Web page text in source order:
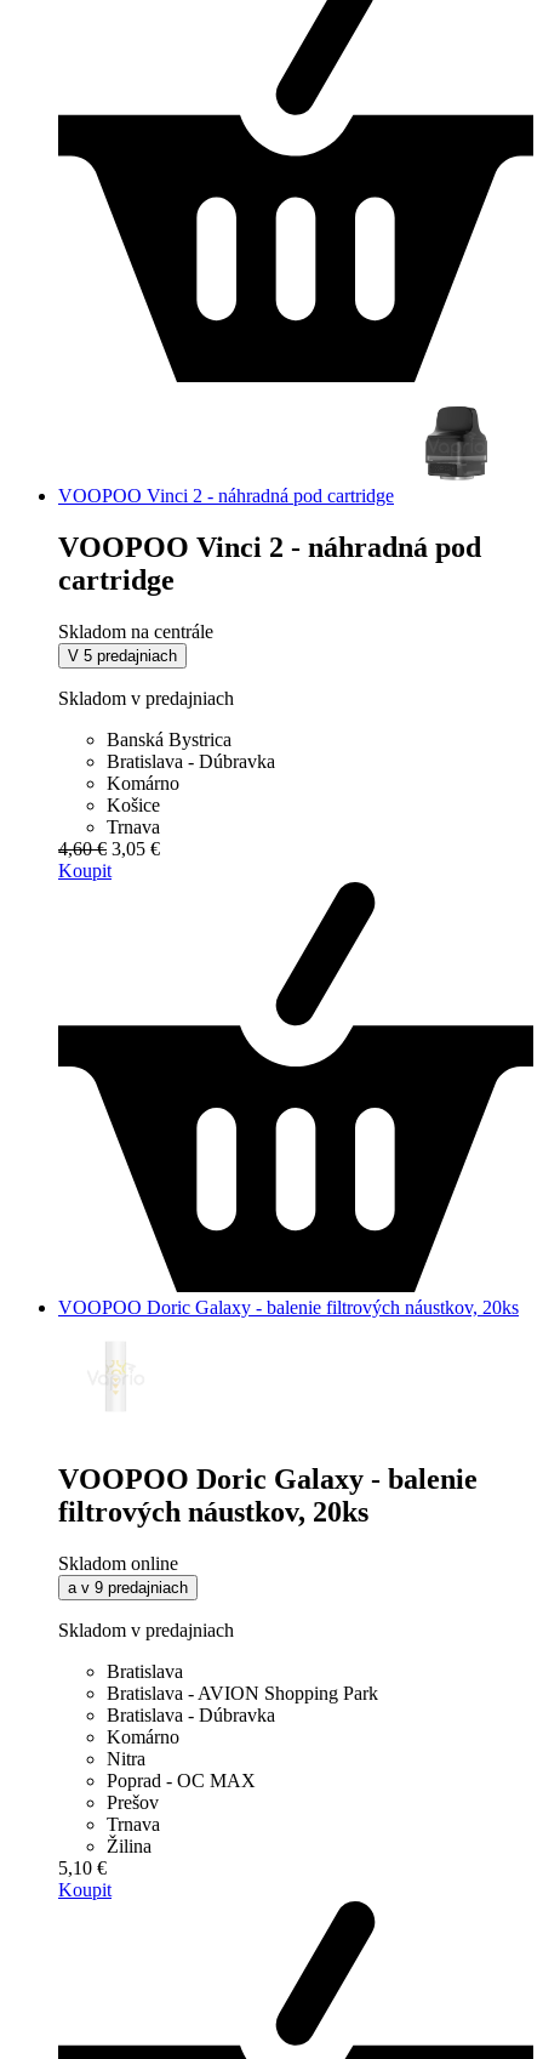
VOOPOO Vinci 2 - náhradná pod cartridge
VOOPOO Vinci 2 - náhradná pod
cartridge
Skladom na centrále
V 5 predajniach
Skladom v predajniach
Banská Bystrica
Bratislava - Dúbravka
Komárno
Košice
Trnava
4,60 € 3,05 €
Koupit
VOOPOO Doric Galaxy - balenie filtrových náustkov, 20ks
VOOPOO Doric Galaxy - balenie
filtrových náustkov, 20ks
Skladom online
a v 9 predajniach
Skladom v predajniach
Bratislava
Bratislava - AVION Shopping Park
Bratislava - Dúbravka
Komárno
Nitra
Poprad - OC MAX
Prešov
Trnava
Žilina
5,10 €
Koupit